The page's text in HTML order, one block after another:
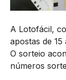
A Lotofácil,
apostas de 15
O sorteio
números